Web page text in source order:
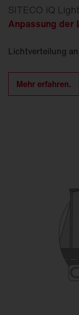
SITECO iQ
Anpassung der
Licht­verteilung
Mehr erfahren.